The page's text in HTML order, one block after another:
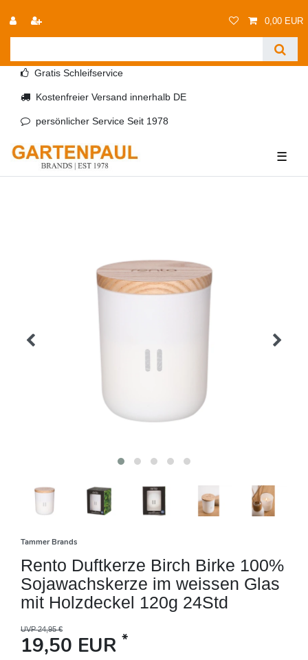
0,00 EUR
Gratis Schleifservice
Kostenfreier Versand innerhalb DE
persönlicher Service Seit 1978
☰
Tammer Brands
Rento Duftkerze Birch Birke 100%
Sojawachskerze im weissen Glas
mit Holzdeckel 120g 24Std
UVP 24,95 €
19,50 EUR *